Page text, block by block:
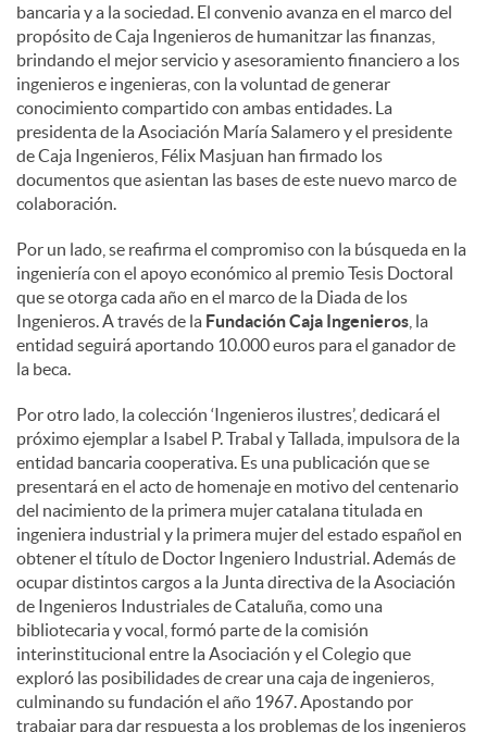
bancaria y a la sociedad. El convenio avanza en el marco del
propósito de Caja Ingenieros de humanitzar las finanzas,
brindando el mejor servicio y asesoramiento financiero a los
ingenieros e ingenieras, con la voluntad de generar
conocimiento compartido con ambas entidades. La
presidenta de la Asociación María Salamero y el presidente
de Caja Ingenieros, Félix Masjuan han firmado los
documentos que asientan las bases de este nuevo marco de
colaboración.
Por un lado, se reafirma el compromiso con la búsqueda en la
ingeniería con el apoyo económico al premio Tesis Doctoral
que se otorga cada año en el marco de la Diada de los
Ingenieros. A través de la Fundación Caja Ingenieros , la
entidad seguirá aportando 10.000 euros para el ganador de
la beca.
Por otro lado, la colección ‘Ingenieros ilustres’, dedicará el
próximo ejemplar a Isabel P. Trabal y Tallada, impulsora de la
entidad bancaria cooperativa. Es una publicación que se
presentará en el acto de homenaje en motivo del centenario
del nacimiento de la primera mujer catalana titulada en
ingeniera industrial y la primera mujer del estado español en
obtener el título de Doctor Ingeniero Industrial. Además de
ocupar distintos cargos a la Junta directiva de la Asociación
de Ingenieros Industriales de Cataluña, como una
bibliotecaria y vocal, formó parte de la comisión
interinstitucional entre la Asociación y el Colegio que
exploró las posibilidades de crear una caja de ingenieros,
culminando su fundación el año 1967. Apostando por
trabajar para dar respuesta a los problemas de los ingenieros